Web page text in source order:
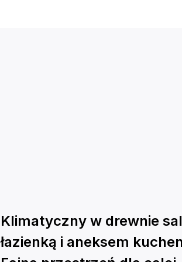
Klimatyczny w drewnie
łazienką i aneksem